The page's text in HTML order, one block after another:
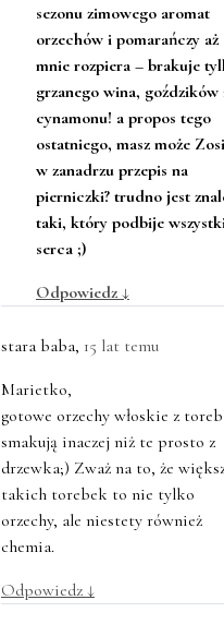
sezonu zimowego aromat
orzechów i pomarańczy aż
mnie rozpiera – brakuje
grzanego wina, goździków
cynamonu! a propos tego
ostatniego, masz może
w zanadrzu przepis na
pierniczki? trudno jest
taki, który podbije
serca ;)
Odpowiedz ↓
stara baba, 15 lat temu
Marietko,
gotowe orzechy włoskie z
smakują inaczej niż te prosto z
drzewka;) Zważ na to, że
takich torebek to nie tylko
orzechy, ale niestety również
chemia.
Odpowiedz ↓